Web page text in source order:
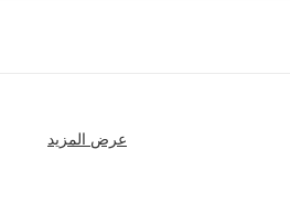
عرض المزيد